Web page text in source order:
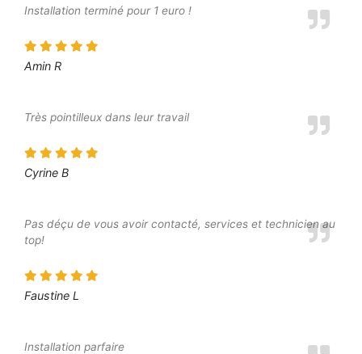
Installation terminé pour 1 euro !
Amin R
Très pointilleux dans leur travail
Cyrine B
Pas déçu de vous avoir contacté, services et technicien au
top!
Faustine L
Installation parfaire